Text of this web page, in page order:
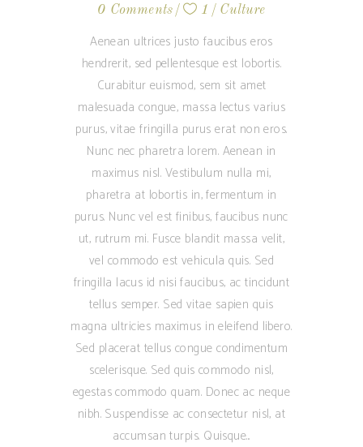
0 Comments
1 Culture
Aenean ultrices justo faucibus eros
hendrerit, sed pellentesque est lobortis.
Curabitur euismod, sem sit amet
malesuada congue, massa lectus varius
purus, vitae fringilla purus erat non eros.
Nunc nec pharetra lorem. Aenean in
maximus nisl. Vestibulum nulla mi,
pharetra at lobortis in, fermentum in
purus. Nunc vel est finibus, faucibus nunc
ut, rutrum mi. Fusce blandit massa velit,
vel commodo est vehicula quis. Sed
fringilla lacus id nisi faucibus, ac tincidunt
tellus semper. Sed vitae sapien quis
magna ultricies maximus in eleifend libero.
Sed placerat tellus congue condimentum
scelerisque. Sed quis commodo nisl,
egestas commodo quam. Donec ac neque
nibh. Suspendisse ac consectetur nisl, at
accumsan turpis. Quisque